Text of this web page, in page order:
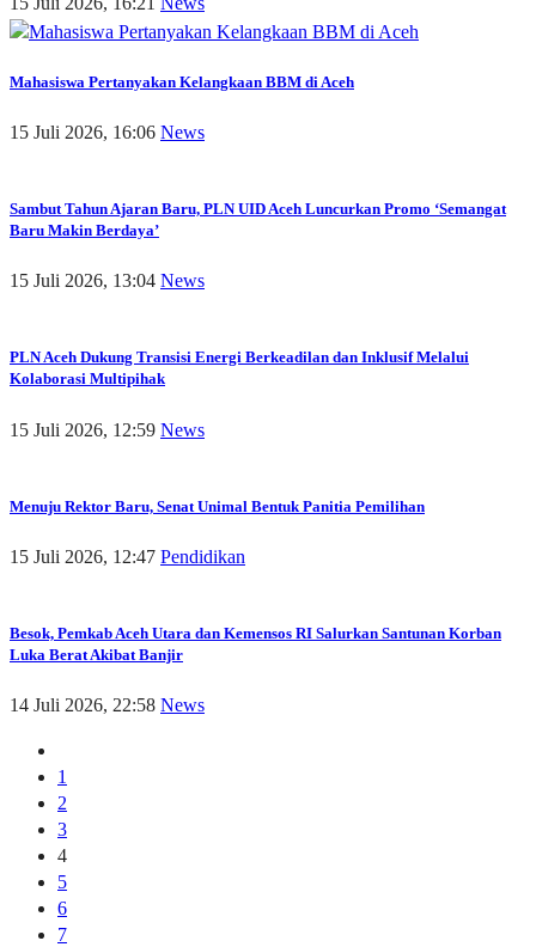
Mahasiswa Pertanyakan Kelangkaan BBM di Aceh
15 Juli 2026, 16:06 News
Sambut Tahun Ajaran Baru, PLN UID Aceh Luncurkan Promo ‘Semangat
Baru Makin Berdaya’
15 Juli 2026, 13:04 News
PLN Aceh Dukung Transisi Energi Berkeadilan dan Inklusif Melalui
Kolaborasi Multipihak
15 Juli 2026, 12:59 News
Menuju Rektor Baru, Senat Unimal Bentuk Panitia Pemilihan
15 Juli 2026, 12:47 Pendidikan
Besok, Pemkab Aceh Utara dan Kemensos RI Salurkan Santunan Korban
Luka Berat Akibat Banjir
14 Juli 2026, 22:58 News
1
2
3
4
5
6
7